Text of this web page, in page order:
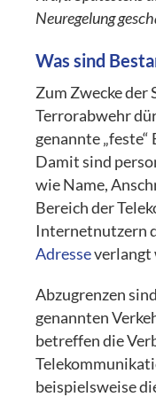
Neuregelung
Was sind
Zum Zwecke der
Terrorabwehr
genannte
Damit sind
wie Name,
Bereich der
Internetnutzern
Adresseverlangt
Abzugrenzen
genannten
betreffen die
beispielsweise